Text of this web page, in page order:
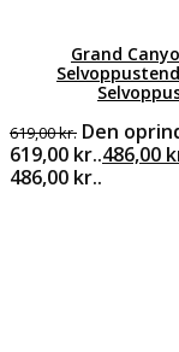
Grand
619,00kr. Den
619,00 kr..486,00
486,00 kr..